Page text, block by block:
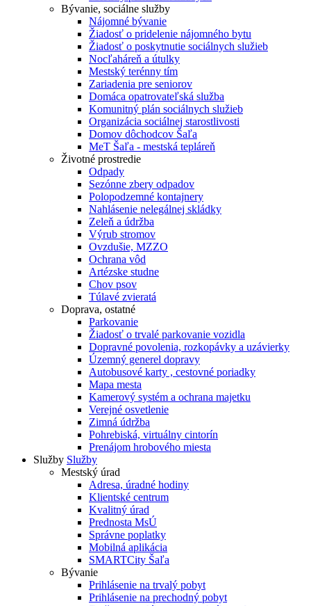
Bývanie, sociálne služby
Nájomné bývanie
Žiadosť o pridelenie nájomného bytu
Žiadosť o poskytnutie sociálnych služieb
Nocľaháreň a útulky
Mestský terénny tím
Zariadenia pre seniorov
Domáca opatrovateľská služba
Komunitný plán sociálnych služieb
Organizácia sociálnej starostlivosti
Domov dôchodcov Šaľa
MeT Šaľa - mestská tepláreň
Životné prostredie
Odpady
Sezónne zbery odpadov
Polopodzemné kontajnery
Nahlásenie nelegálnej skládky
Zeleň a údržba
Výrub stromov
Ovzdušie, MZZO
Ochrana vôd
Artézske studne
Chov psov
Túlavé zvieratá
Doprava, ostatné
Parkovanie
Žiadosť o trvalé parkovanie vozidla
Dopravné povolenia, rozkopávky a uzávierky
Územný generel dopravy
Autobusové karty , cestovné poriadky
Mapa mesta
Kamerový systém a ochrana majetku
Verejné osvetlenie
Zimná údržba
Pohrebiská, virtuálny cintorín
Prenájom hrobového miesta
Služby Služby
Mestský úrad
Adresa, úradné hodiny
Klientské centrum
Kvalitný úrad
Prednosta MsÚ
Správne poplatky
Mobilná aplikácia
SMARTCity Šaľa
Bývanie
Prihlásenie na trvalý pobyt
Prihlásenie na prechodný pobyt